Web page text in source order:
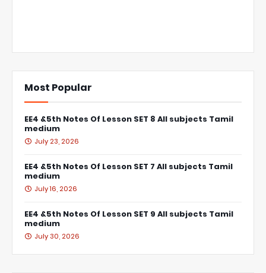
Most Popular
EE4 &5th Notes Of Lesson SET 8 All subjects Tamil
medium
July 23, 2026
EE4 &5th Notes Of Lesson SET 7 All subjects Tamil
medium
July 16, 2026
EE4 &5th Notes Of Lesson SET 9 All subjects Tamil
medium
July 30, 2026